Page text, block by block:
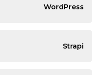
WordPress
Strapi